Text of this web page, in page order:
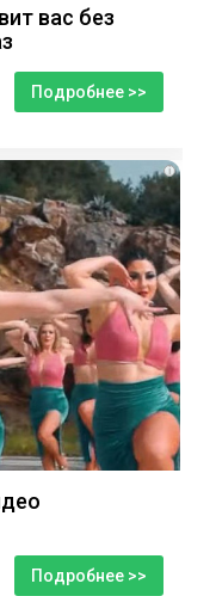
вас без
Подробнее >>
i
Подробнее >>